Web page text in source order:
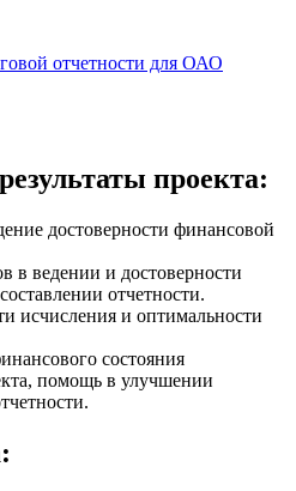
отчетности для ОАО
проекта:
достоверности финансовой
в ведении и достоверности
отчетности.
исчисления и оптимальности
состояния
помощь в улучшении